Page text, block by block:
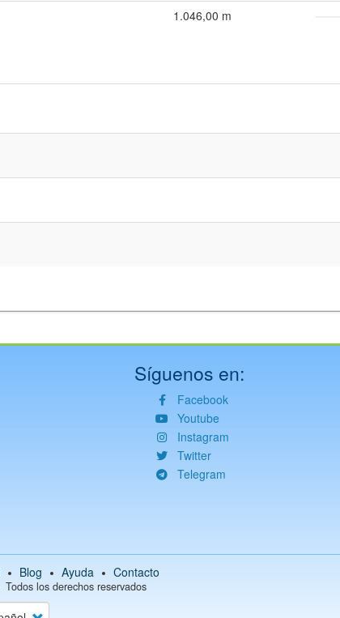
1.046,00 m
Síguenos en:
Facebook
Youtube
Instagram
Twitter
Telegram
Blog Ayuda Contacto
Todos los derechos reservados